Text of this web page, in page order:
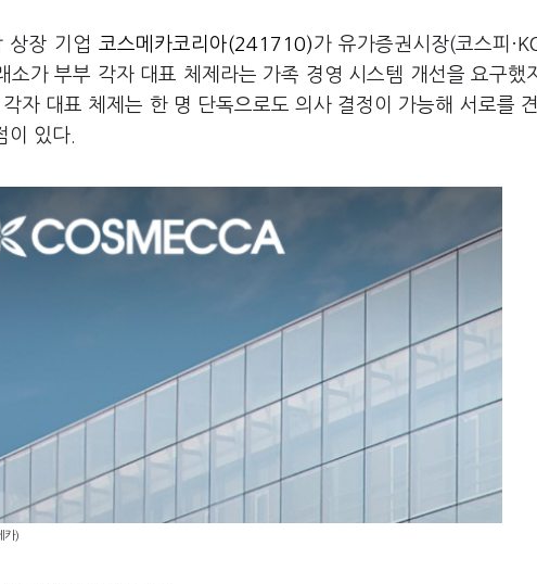
상장 기업 코스메카코리아(241710)가 유가증권시장(코스피
소가 부부 각자 대표 체제라는 가족 경영 시스템 개선을 요구했
자 대표 체제는 한 명 단독으로도 의사 결정이 가능해 서로를
이 있다.
카)